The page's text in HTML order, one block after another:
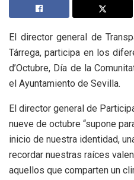
El director general de
Tárrega, participa en los
d’Octubre, Día de la
el Ayuntamiento de Sevilla.
El director general de
nueve de octubre “supone
inicio de nuestra identidad,
recordar nuestras raíces
aquellos que comparten un